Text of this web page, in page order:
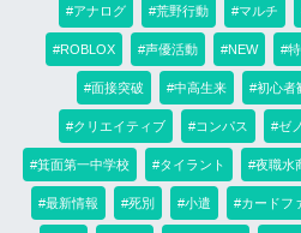
#アナログ #荒野行動 #マルチ
#ROBLOX #声優活動 #NEW #
#面接突破 #中高生来 #初心者
#クリエイティブ #コンパス #ゼ
#箕面第一中学校 #タイラント #夜職水
#最新情報 #死別 #小遣 #カードフ